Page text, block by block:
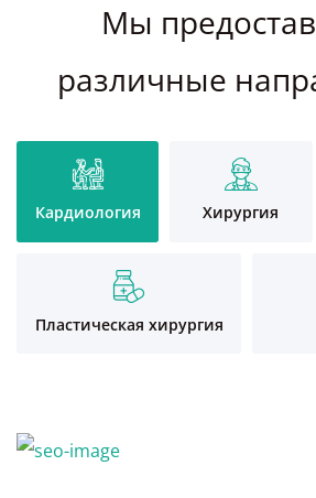
Мы
различные
Кардиология Хирургия
Пластическая хирургия